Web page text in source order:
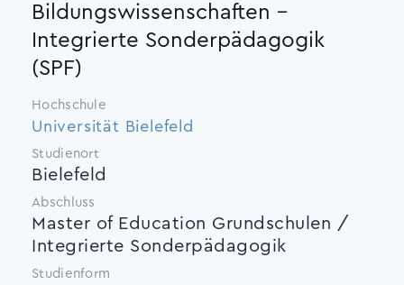
Bildungswissenschaften -
Integrierte Sonderpädagogik
(SPF)
Hochschule
Universität Bielefeld
Studienort
Bielefeld
Abschluss
Master of Education Grundschulen /
Integrierte Sonderpäda­gogik
Studienform